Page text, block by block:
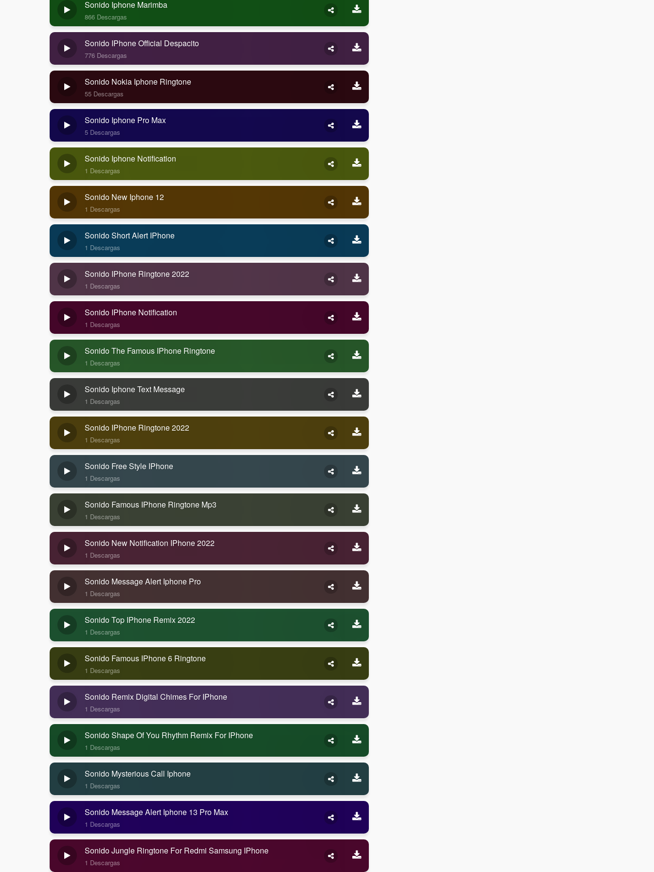
Sonido Iphone Marimba
866 Descargas
Sonido IPhone Official Despacito
776 Descargas
Sonido Nokia Iphone Ringtone
55 Descargas
Sonido Iphone Pro Max
5 Descargas
Sonido Iphone Notification
1 Descargas
Sonido New Iphone 12
1 Descargas
Sonido Short Alert IPhone
1 Descargas
Sonido IPhone Ringtone 2022
1 Descargas
Sonido IPhone Notification
1 Descargas
Sonido The Famous IPhone Ringtone
1 Descargas
Sonido Iphone Text Message
1 Descargas
Sonido IPhone Ringtone 2022
1 Descargas
Sonido Free Style IPhone
1 Descargas
Sonido Famous IPhone Ringtone Mp3
1 Descargas
Sonido New Notification IPhone 2022
1 Descargas
Sonido Message Alert Iphone Pro
1 Descargas
Sonido Top IPhone Remix 2022
1 Descargas
Sonido Famous IPhone 6 Ringtone
1 Descargas
Sonido Remix Digital Chimes For IPhone
1 Descargas
Sonido Shape Of You Rhythm Remix For IPhone
1 Descargas
Sonido Mysterious Call Iphone
1 Descargas
Sonido Message Alert Iphone 13 Pro Max
1 Descargas
Sonido Jungle Ringtone For Redmi Samsung IPhone
1 Descargas